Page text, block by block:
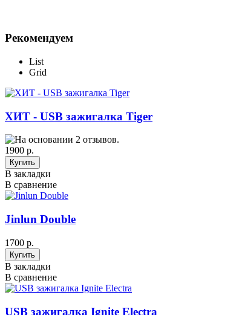
Рекомендуем
List
Grid
ХИТ - USB зажигалка Tiger
1900 р.
В закладки
В сравнение
Jinlun Double
1700 р.
В закладки
В сравнение
USB зажигалка Ignite Electra